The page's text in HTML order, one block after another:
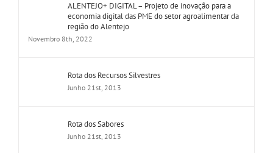
ALENTEJO+ DIGITAL – Projeto de inovação para a
economia digital das PME do setor agroalimentar da
região do Alentejo
Novembro 8th, 2022
Rota dos Recursos Silvestres
Junho 21st, 2013
Rota dos Sabores
Junho 21st, 2013